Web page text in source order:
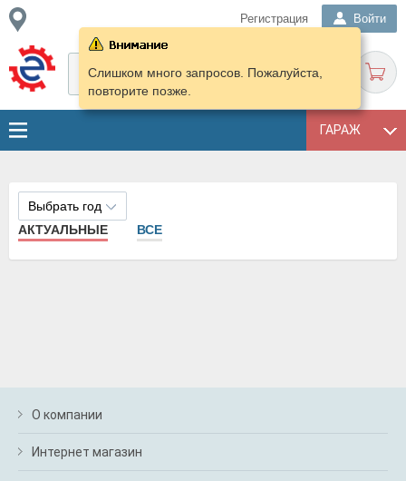
Регистрация Войти
ГАРАЖ
Слишком много запросов. Пожалуйста,
повторите позже.
Выбрать год
АКТУАЛЬНЫЕ
ВСЕ
О компании
Интернет магазин